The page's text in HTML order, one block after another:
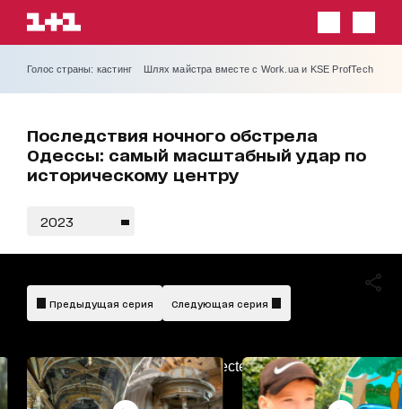
Голос страны: кастинг Шлях майстра вместе с Work.ua и KSE ProfTech
Последствия ночного обстрела
Одессы: самый масштабный удар по
историческому центру
2023
AdBlockDetected!
Предыдущая серия Следующая серия